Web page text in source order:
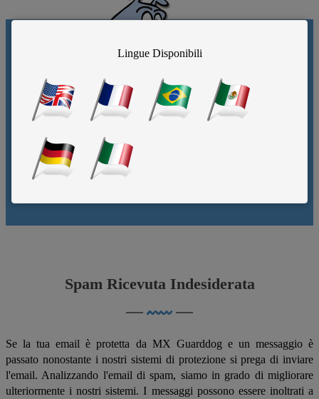
Lascia dentro la posta buona, toglie quella
Spam Ricevuta Indesiderata
Se la tua email è protetta da MX Guarddog e un messaggio è
passato nonostante i nostri sistemi di protezione si prega di inviare
l'email. Analizzando l'email di spam, siamo in grado di migliorare
ulteriormente i nostri sistemi. I messaggi possono essere inoltrati a
Lingue Disponibili